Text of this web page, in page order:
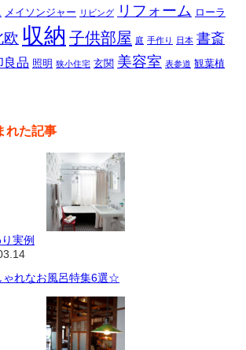
メイソンジャー リビング リフォーム ローラ
欧 収納 子供部屋 庭 手作り 日本 書斎
良品 照明 狭小住宅 玄関 美容室 表参道 観葉植
れた記事
実例
ゃれなお風呂特集6選☆